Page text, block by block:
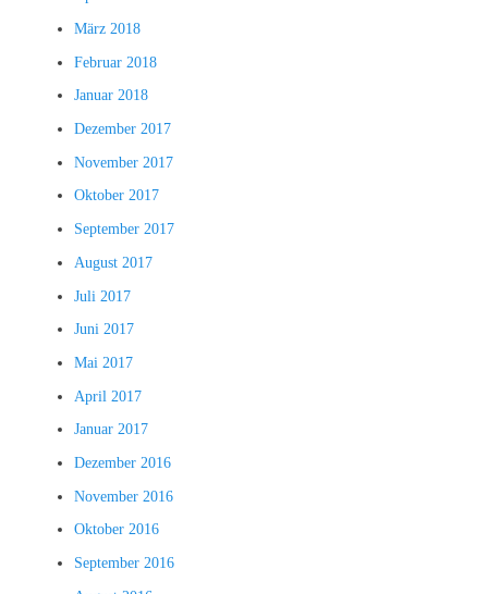
März 2018
Februar 2018
Januar 2018
Dezember 2017
November 2017
Oktober 2017
September 2017
August 2017
Juli 2017
Juni 2017
Mai 2017
April 2017
Januar 2017
Dezember 2016
November 2016
Oktober 2016
September 2016